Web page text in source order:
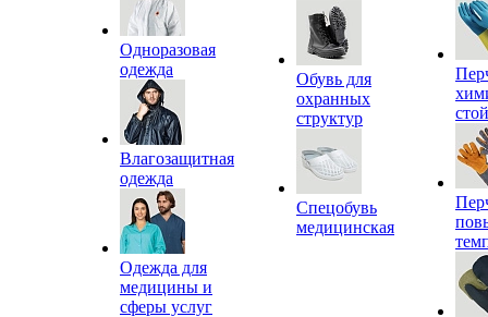
Одноразовая
одежда
Влагозащитная
одежда
Одежда для
медицины и
сферы услуг
Обувь для
охранных
структур
Спецобувь
медицинская